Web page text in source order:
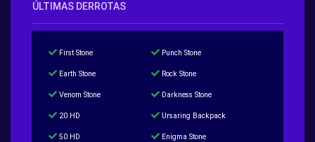
ÚLTIMAS DERROTAS
First Stone Punch Stone
Earth Stone Rock Stone
Venom Stone Darkness Stone
20 HD Ursaring Backpack
50 HD Enigma Stone